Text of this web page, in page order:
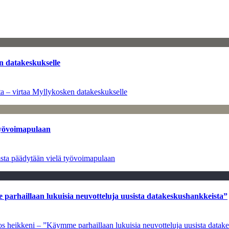
datakeskukselle
– virtaa Myllykosken datakeskukselle
päädytään vielä työvoimapulaan
lukuisia neuvotteluja uusista datakeskushankkeista”
– ”Käymme parhaillaan lukuisia neuvotteluja uusista